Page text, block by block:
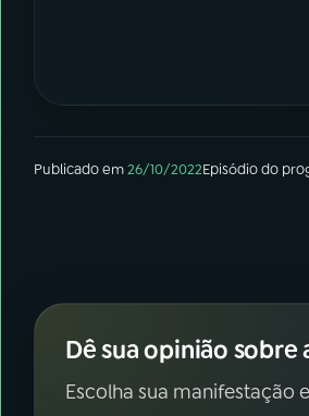
Publicado em26/10/2022Episódiodo
Dê sua opinião
Escolha sua manifestação